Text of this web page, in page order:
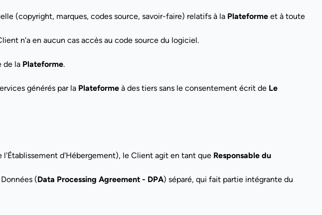
(copyright, marques, codes source, savoir-faire) relatifs à la Plateforme et à toute
n'a en aucun cas accès au code source du logiciel.
de la Plateforme.
générés par la Plateforme à des tiers sans le consentement écrit de Le
d'Hébergement), le Client agit en tant que Responsable du
(Data Processing Agreement - DPA) séparé, qui fait partie intégrante du